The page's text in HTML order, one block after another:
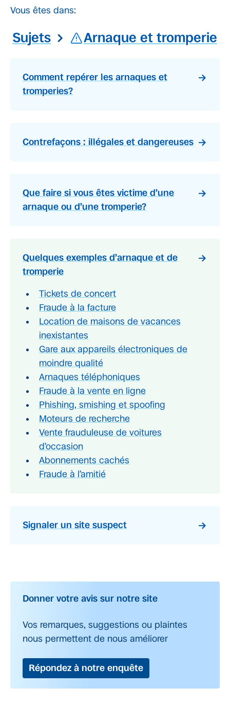
Vous êtes dans:
Sujets Arnaque et tromperie
Comment repérer les arnaques et
tromperies?
Contrefaçons : illégales et dangereuses
Que faire si vous êtes victime d’une
arnaque ou d’une tromperie?
Quelques exemples d’arnaque et de
tromperie
Tickets de concert
Fraude à la facture
Location de maisons de vacances
inexistantes
Gare aux appareils électroniques de
moindre qualité
Arnaques téléphoniques
Fraude à la vente en ligne
Phishing, smishing et spoofing
Moteurs de recherche
Vente frauduleuse de voitures
d’occasion
Abonnements cachés
Fraude à l’amitié
Signaler un site suspect
Donner votre avis sur notre site
Vos remarques, suggestions ou plaintes
nous permettent de nous améliorer
Répondez à notre enquête